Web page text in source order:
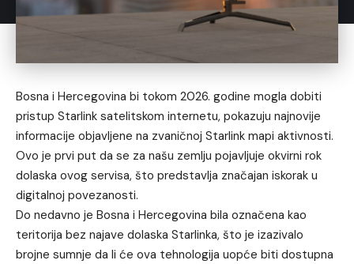
Bosna i Hercegovina bi tokom 2026. godine mogla dobiti
pristup Starlink satelitskom internetu, pokazuju najnovije
informacije objavljene na zvaničnoj Starlink mapi aktivnosti.
Ovo je prvi put da se za našu zemlju pojavljuje okvirni rok
dolaska ovog servisa, što predstavlja značajan iskorak u
digitalnoj povezanosti.
Do nedavno je Bosna i Hercegovina bila označena kao
teritorija bez najave dolaska Starlinka, što je izazivalo
brojne sumnje da li će ova tehnologija uopće biti dostupna